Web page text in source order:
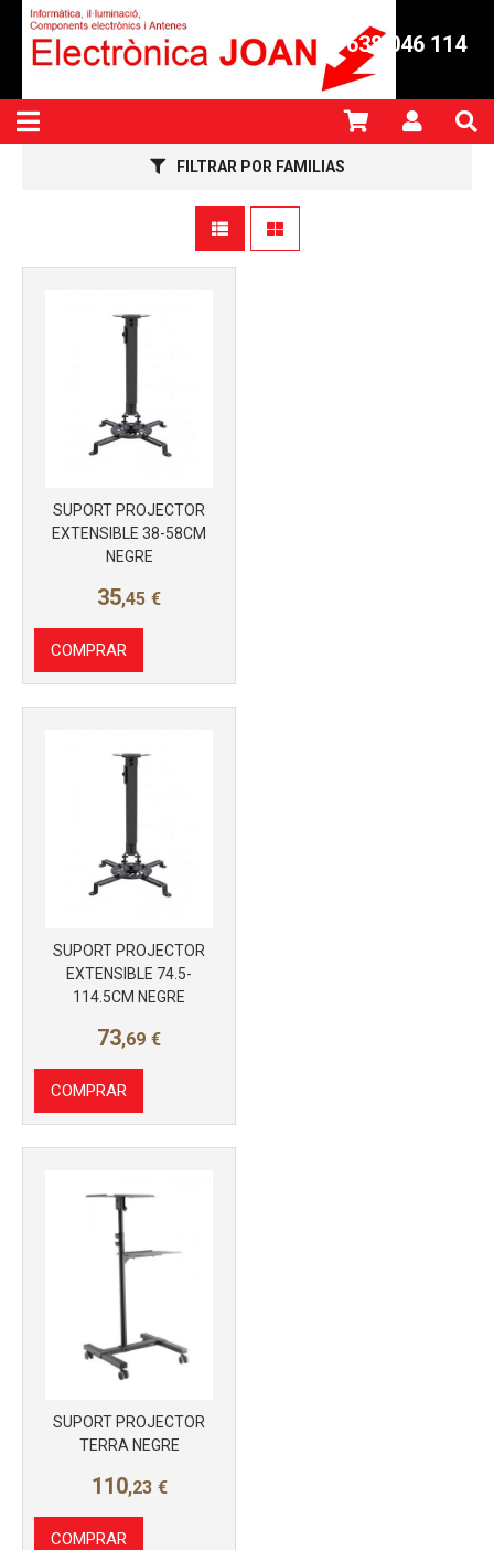
638 046 114
FILTRAR POR FAMILIAS
SUPORT PROJECTOR
EXTENSIBLE 38-58CM
NEGRE
35,45 €
COMPRAR
SUPORT PROJECTOR
EXTENSIBLE 74.5-
114.5CM NEGRE
73,69 €
COMPRAR
SUPORT PROJECTOR
TERRA NEGRE
110,23 €
COMPRAR
Más info
Más info